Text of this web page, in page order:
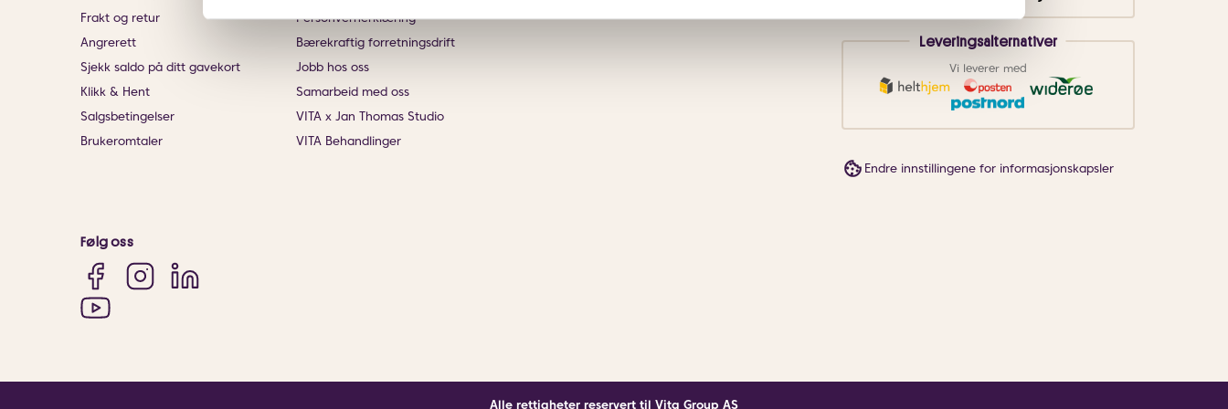
Frakt og retur
Angrerett
Sjekk saldo på ditt gavekort
Klikk & Hent
Salgsbetingelser
Brukeromtaler
Personvernerklæring
Bærekraftig forretningsdrift
Jobb hos oss
Samarbeid med oss
VITA x Jan Thomas Studio
VITA Behandlinger
Leveringsalternativer
Vi leverer med
Endre innstillingene for informasjonskapsler
Følg oss
Alle rettigheter reservert til Vita Group AS